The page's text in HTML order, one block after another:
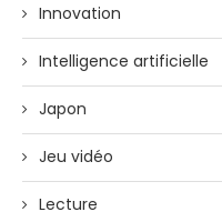
Innovation
Intelligence artificielle
Japon
Jeu vidéo
Lecture